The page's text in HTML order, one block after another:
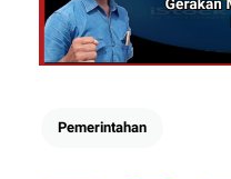
Pemerintahan